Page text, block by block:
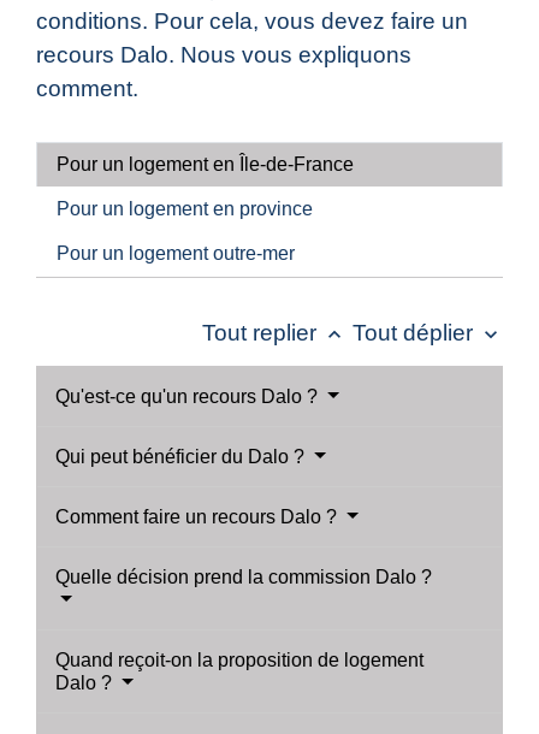
conditions. Pour cela, vous devez faire un
recours Dalo. Nous vous expliquons
comment.
Pour un logement en Île-de-France
Pour un logement en province
Pour un logement outre-mer
Tout replier keyboard_arrow_up Tout déplier keyboard_arrow_down
Qu'est-ce qu'un recours Dalo ?
Qui peut bénéficier du Dalo ?
Comment faire un recours Dalo ?
Quelle décision prend la commission Dalo ?
Quand reçoit-on la proposition de logement
Dalo ?